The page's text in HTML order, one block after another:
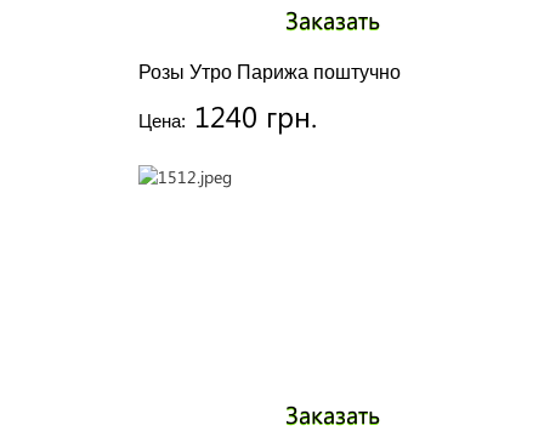
Розы Утро Парижа поштучно
Цена: 1240 грн.
Заказать
Заказать